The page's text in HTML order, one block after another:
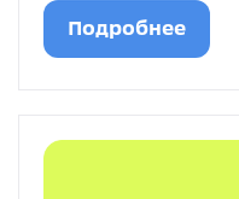
Подробнее